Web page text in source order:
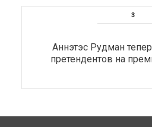
Аннэтэс Рудман
претендентов на